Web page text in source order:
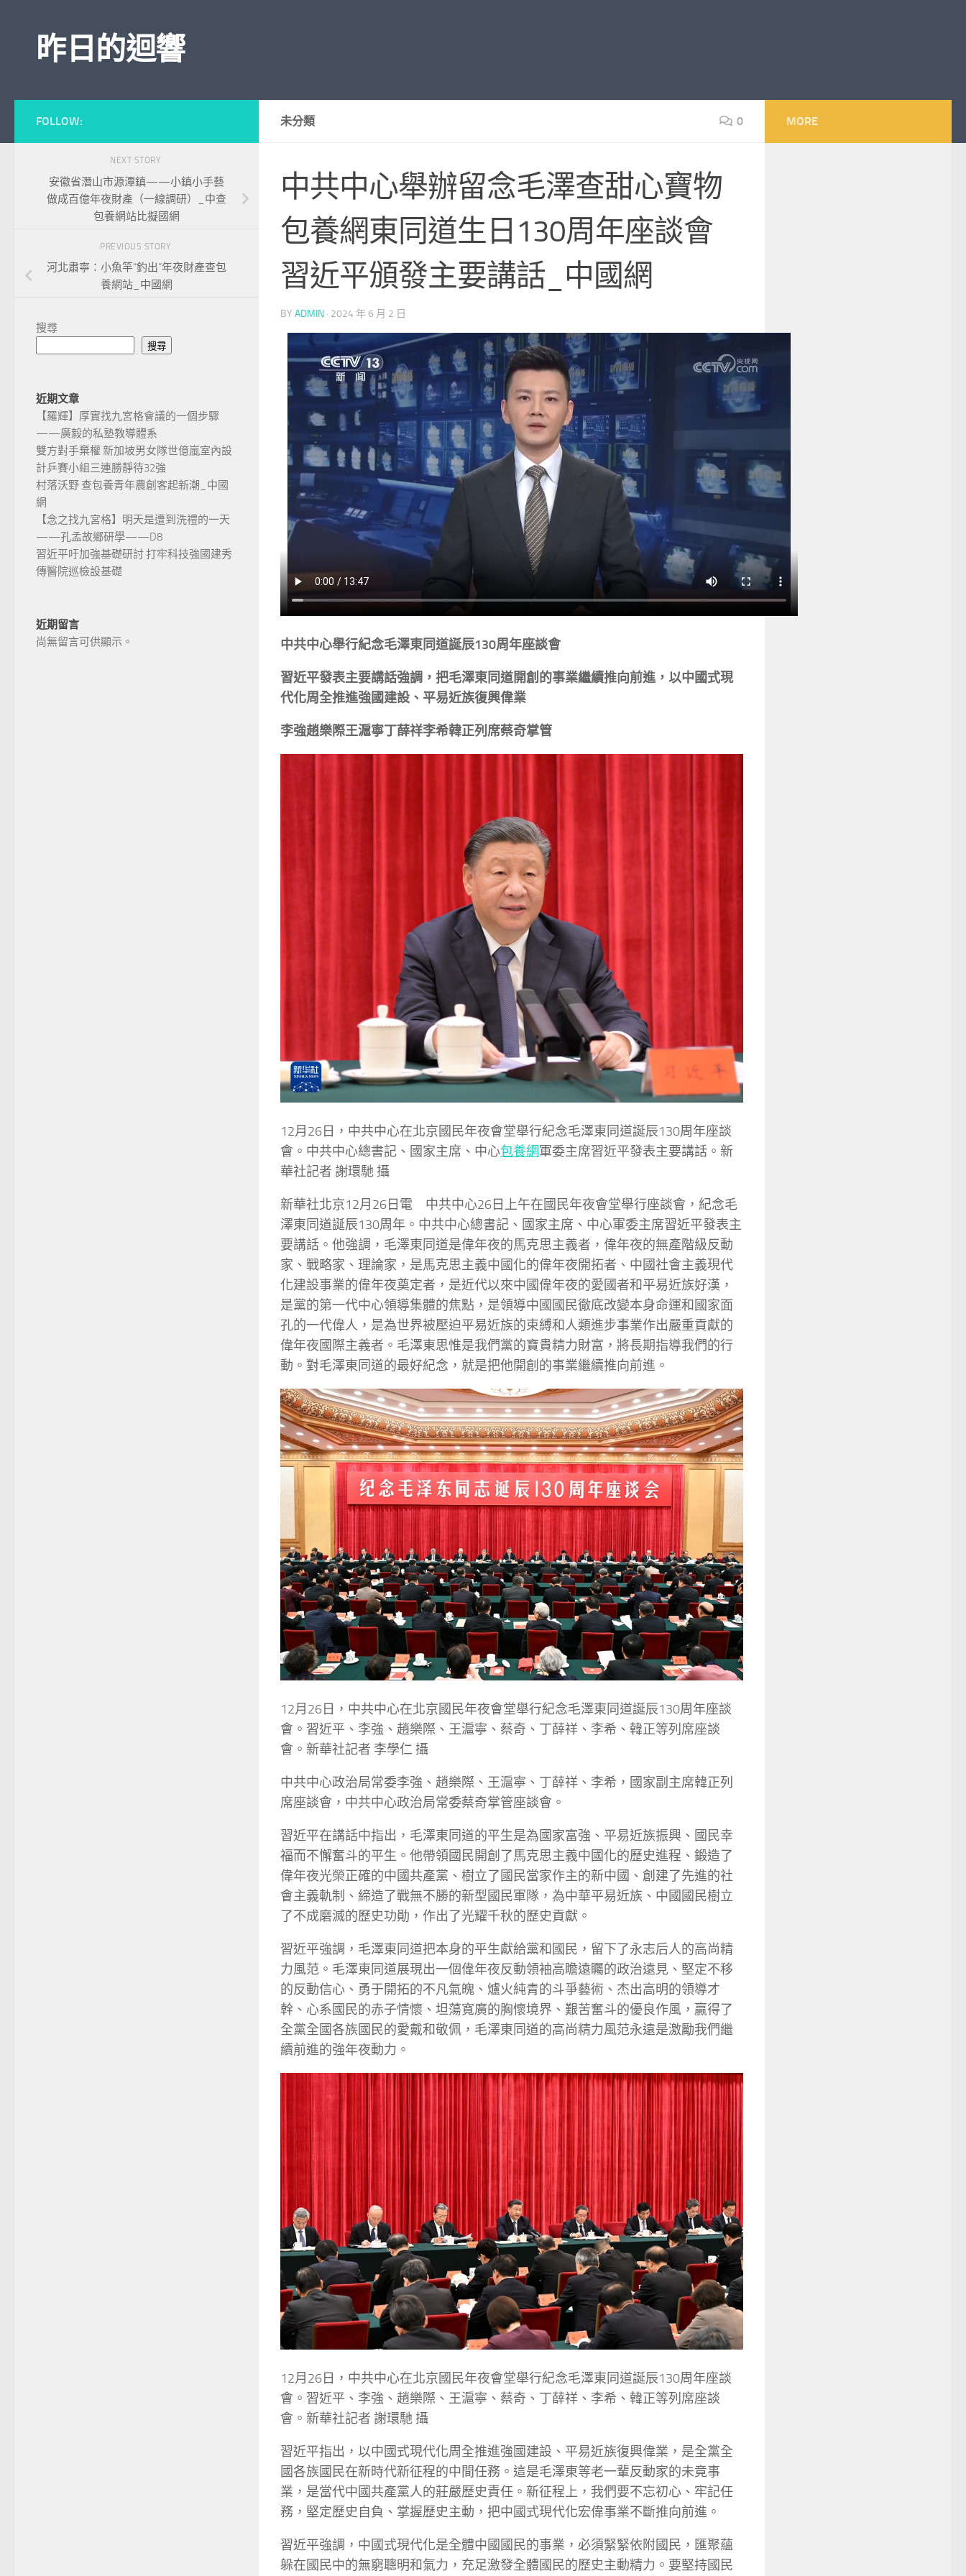
昨日的迴響
未分類 0
中共中心舉辦留念毛澤查甜心寶物
包養網東同道生日130周年座談會
習近平頒發主要講話_中國網
BY ADMIN · 2024 年 6 月 2 日
中共中心舉行紀念毛澤東同道誕辰130周年座談會
習近平發表主要講話強調，把毛澤東同道開創的事業繼續推向前進，以中國式現
代化周全推進強國建設、平易近族復興偉業
李強趙樂際王滬寧丁薛祥李希韓正列席蔡奇掌管
12月26日，中共中心在北京國民年夜會堂舉行紀念毛澤東同道誕辰130周年座談
會。中共中心總書記、國家主席、中心包養網軍委主席習近平發表主要講話。新
華社記者 謝環馳 攝
新華社北京12月26日電 中共中心26日上午在國民年夜會堂舉行座談會，紀念毛
澤東同道誕辰130周年。中共中心總書記、國家主席、中心軍委主席習近平發表主
要講話。他強調，毛澤東同道是偉年夜的馬克思主義者，偉年夜的無產階級反動
家、戰略家、理論家，是馬克思主義中國化的偉年夜開拓者、中國社會主義現代
化建設事業的偉年夜奠定者，是近代以來中國偉年夜的愛國者和平易近族好漢，
是黨的第一代中心領導集體的焦點，是領導中國國民徹底改變本身命運和國家面
孔的一代偉人，是為世界被壓迫平易近族的束縛和人類進步事業作出嚴重貢獻的
偉年夜國際主義者。毛澤東思惟是我們黨的寶貴精力財富，將長期指導我們的行
動。對毛澤東同道的最好紀念，就是把他開創的事業繼續推向前進。
12月26日，中共中心在北京國民年夜會堂舉行紀念毛澤東同道誕辰130周年座談
會。習近平、李強、趙樂際、王滬寧、蔡奇、丁薛祥、李希、韓正等列席座談
會。新華社記者 李學仁 攝
中共中心政治局常委李強、趙樂際、王滬寧、丁薛祥、李希，國家副主席韓正列
席座談會，中共中心政治局常委蔡奇掌管座談會。
習近平在講話中指出，毛澤東同道的平生是為國家富強、平易近族振興、國民幸
福而不懈奮斗的平生。他帶領國民開創了馬克思主義中國化的歷史進程、鍛造了
偉年夜光榮正確的中國共產黨、樹立了國民當家作主的新中國、創建了先進的社
會主義軌制、締造了戰無不勝的新型國民軍隊，為中華平易近族、中國國民樹立
了不成磨滅的歷史功勛，作出了光耀千秋的歷史貢獻。
習近平強調，毛澤東同道把本身的平生獻給黨和國民，留下了永志后人的高尚精
力風范。毛澤東同道展現出一個偉年夜反動領袖高瞻遠矚的政治遠見、堅定不移
的反動信心、勇于開拓的不凡氣魄、爐火純青的斗爭藝術、杰出高明的領導才
幹、心系國民的赤子情懷、坦蕩寬廣的胸懷境界、艱苦奮斗的優良作風，贏得了
全黨全國各族國民的愛戴和敬佩，毛澤東同道的高尚精力風范永遠是激勵我們繼
續前進的強年夜動力。
12月26日，中共中心在北京國民年夜會堂舉行紀念毛澤東同道誕辰130周年座談
會。習近平、李強、趙樂際、王滬寧、蔡奇、丁薛祥、李希、韓正等列席座談
會。新華社記者 謝環馳 攝
習近平指出，以中國式現代化周全推進強國建設、平易近族復興偉業，是全黨全
國各族國民在新時代新征程的中間任務。這是毛澤東等老一輩反動家的未竟事
業，是當代中國共產黨人的莊嚴歷史責任。新征程上，我們要不忘初心、牢記任
務，堅定歷史自負、掌握歷史主動，把中國式現代化宏偉事業不斷推向前進。
習近平強調，中國式現代化是全體中國國民的事業，必須緊緊依附國民，匯聚蘊
躲在國民中的無窮聰明和氣力，充足激發全體國民的歷史主動精力。要堅持國民
FOLLOW:
NEXT STORY
安徽省潛山市源潭鎮——小鎮小手藝
做成百億年夜財產（一線調研）_中查
包養網站比擬國網
PREVIOUS STORY
河北肅寧：小魚竿“釣出”年夜財產查包
養網站_中國網
搜尋
搜尋
近期文章
【羅輝】厚實找九宮格會議的一個步驟
——廣毅的私塾教導體系
雙方對手棄權 新加坡男女隊世億嵐室內設
計乒賽小組三連勝靜待32強
村落沃野 查包養青年農創客起新潮_中國
網
【念之找九宮格】明天是遭到洗禮的一天
——孔孟故鄉研學——D8
習近平吁加強基礎研討 打牢科技強國建秀
傳醫院巡檢設基礎
近期留言
尚無留言可供顯示。
MORE